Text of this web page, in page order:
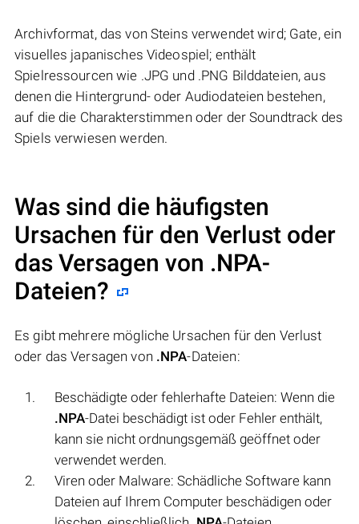
Archivformat, das von Steins verwendet wird; Gate, ein
visuelles japanisches Videospiel; enthält
Spielressourcen wie .JPG und .PNG Bilddateien, aus
denen die Hintergrund- oder Audiodateien bestehen,
auf die die Charakterstimmen oder der Soundtrack des
Spiels verwiesen werden.
Was sind die häufigsten
Ursachen für den Verlust oder
das Versagen von .NPA-
Dateien?
Es gibt mehrere mögliche Ursachen für den Verlust
oder das Versagen von .NPA-Dateien:
Beschädigte oder fehlerhafte Dateien: Wenn die
.NPA-Datei beschädigt ist oder Fehler enthält,
kann sie nicht ordnungsgemäß geöffnet oder
verwendet werden.
Viren oder Malware: Schädliche Software kann
Dateien auf Ihrem Computer beschädigen oder